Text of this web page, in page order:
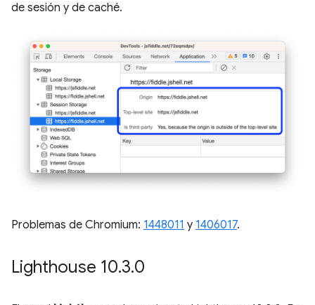
de sesión y de caché.
Problemas de Chromium: 1448011 y 1406017.
Lighthouse 10.3.0